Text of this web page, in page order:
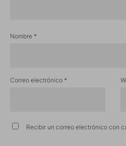
Nombre *
Correo electrónico *
Recibir un correo electrónico con